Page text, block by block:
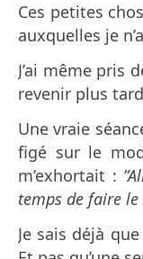
Ces petites
auxquelles je
J’ai même pris
revenir plus
Une vraie
figé sur le
m’exhortait :
temps de faire le
Je sais déjà